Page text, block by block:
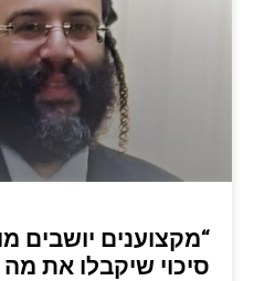
“מקצוענים יושבים
סיכוי שיקבלו את